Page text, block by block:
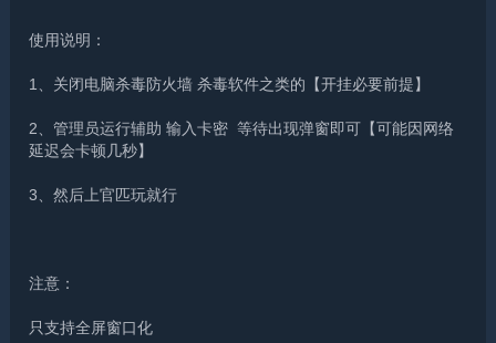
使用说明：
1、关闭电脑杀毒防火墙 杀毒软件之类的【开挂必要前提】
2、管理员运行辅助 输入卡密 等待出现弹窗即可【可能因网络
延迟会卡顿几秒】
3、然后上官匹玩就行
注意：
只支持全屏窗口化